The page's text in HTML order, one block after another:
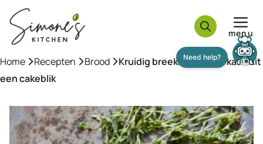
naar
inhoud
menu
Home »Recepten »Brood »Kruidig breekbrood met kaas uit
een cakeblik